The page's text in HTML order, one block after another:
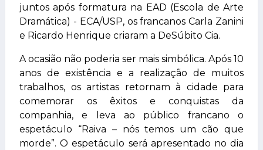
juntos após formatura na EAD (Escola de Arte
Dramática) - ECA/USP, os francanos Carla Zanini
e Ricardo Henrique criaram a DeSúbito Cia.
A ocasião não poderia ser mais simbólica. Após 10
anos de existência e a realização de muitos
trabalhos, os artistas retornam à cidade para
comemorar os êxitos e conquistas da
companhia, e leva ao público francano o
espetáculo “Raiva – nós temos um cão que
morde”. O espetáculo será apresentado no dia